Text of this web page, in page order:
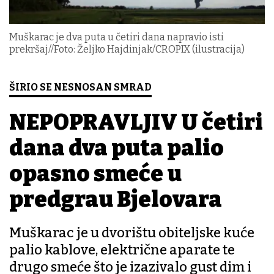
Muškarac je dva puta u četiri dana napravio isti
prekršaj//Foto: Željko Hajdinjak/CROPIX (ilustracija)
ŠIRIO SE NESNOSAN SMRAD
NEPOPRAVLJIV U četiri
dana dva puta palio
opasno smeće u
predgrađu Bjelovara
Muškarac je u dvorištu obiteljske kuće
palio kablove, električne aparate te
drugo smeće što je izazivalo gust dim i